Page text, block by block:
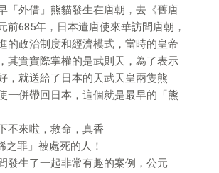
「外借」熊貓發生在唐朝，去《舊唐
前685年，日本遣唐使來華訪問唐朝，
的政治制度和經濟模式，當時的皇帝
其實實際掌權的是武則天，為了表示
，就送給了日本的天武天皇兩隻熊
一併帶回日本，這個就是最早的「熊
不來啦，救命，真香
之罪」被處死的人！
發生了一起非常有趣的案例，公元